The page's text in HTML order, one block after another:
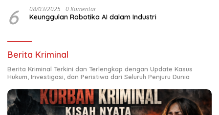
6 08/03/2025 0 Komentar
Keunggulan Robotika AI dalam Industri
Berita Kriminal
Berita Kriminal Terkini dan Terlengkap dengan Update Kasus
Hukum, Investigasi, dan Peristiwa dari Seluruh Penjuru Dunia